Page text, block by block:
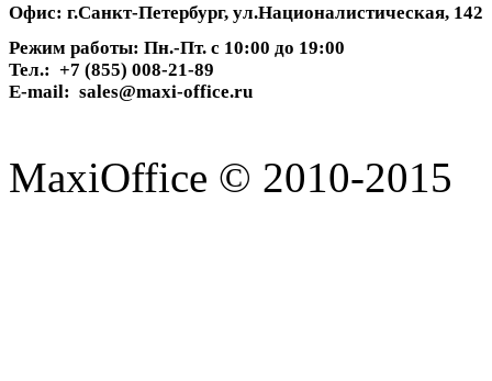
Офис: г.Санкт-Петербург, ул.Националистическая, 142
Режим работы: Пн.-Пт. с 10:00 до 19:00
Тел.: +7 (855) 008-21-89
E-mail: sales@maxi-office.ru
MaxiOffice © 2010-2015